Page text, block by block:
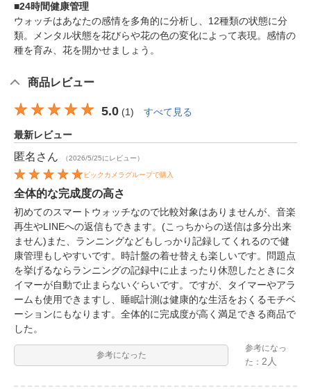
■24時間健康管理
ウォッチはあなたの感情を多角的に分析し、12種類の状態に分
類。メンタル状態を花びらや花の色の変化によって表現。感情の
種を育み、花を開かせましょう。
商品レビュー
5.0 (1) すべて見る
最新レビュー
匿名 さん （2026/5/25にレビュー）
ビックカメラグループで購入
全体的な完成度の高さ
初めてのスマートウォッチなので比較対象はありませんが、音楽
再生やLINEへの返信もできます。(こっちからの送信は多分出来
ません)また、ランニングなどもしっかり記録してくれるので健
康管理もしやすいです。時計盤の着せ替えも楽しいです。問題点
を挙げるならランニングの記録中に止まったり休憩したときにタ
イマーが自動で止まらないぐらいです。ですが、タイマーやアラ
ームも使用できますし、睡眠計測は健康的な生活をおくるモチベ
ーションにもなります。全体的に完成度が高く満足できる商品で
した。
参考になった
参考になっ
た：2人